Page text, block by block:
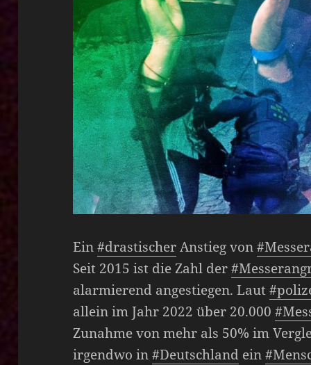
Ein#drastischerAnstieg von
Seit 2015 ist die Zahl der
alarmierend angestiegen. Laut
allein im Jahr 2022 über 20.000
Zunahme von mehr als 50% im
irgendwo in#Deutschland ein